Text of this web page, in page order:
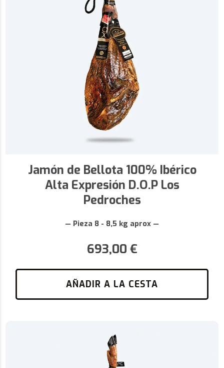
Jamón de Bellota 100% Ibérico
Alta Expresión D.O.P Los
Pedroches
— Pieza 8 - 8,5 kg aprox —
693,00 €
AÑADIR A LA CESTA